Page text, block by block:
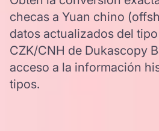
checas a Yuan chino
datos actualizados del
CZK/CNH de Dukascopy
acceso a la información
tipos.